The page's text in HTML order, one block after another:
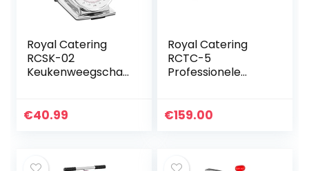
Royal Catering
RCSK-02
Keukenweegschaa
keukenweegschaa
€40.99
Royal Catering
RCTC-5
Professionele
Zaagbreedte
€159.00